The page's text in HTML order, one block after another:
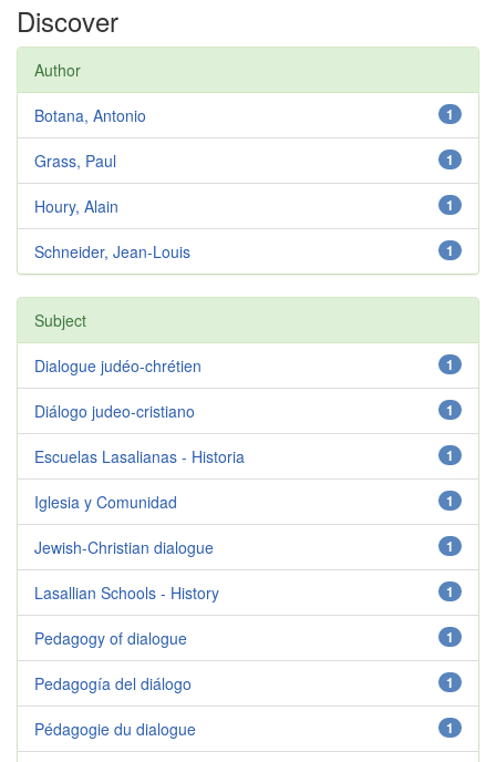
Discover
Author
1
Botana, Antonio
1
Grass, Paul
1
Houry, Alain
1
Schneider, Jean-Louis
Subject
1
Dialogue judéo-chrétien
1
Diálogo judeo-cristiano
1
Escuelas Lasalianas - Historia
1
Iglesia y Comunidad
1
Jewish-Christian dialogue
1
Lasallian Schools - History
1
Pedagogy of dialogue
1
Pedagogía del diálogo
1
Pédagogie du dialogue